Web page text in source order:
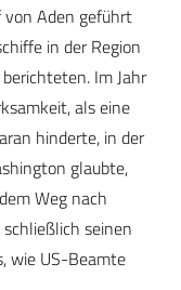
Aden geführt
in der Region
Im Jahr
als eine
hinderte, in der
glaubte,
Weg nach
seinen
wie US-Beamte